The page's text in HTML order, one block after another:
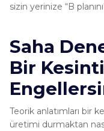
sizin yerinize “B
Saha
Bir
Teorik anlatımları bir
üretimi durmaktan